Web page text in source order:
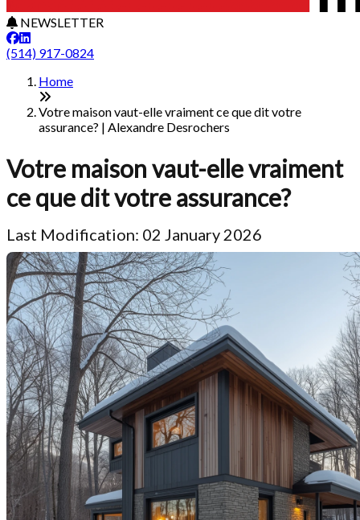
NEWSLETTER
(514) 917-0824
Home
Votre maison vaut-elle vraiment ce que dit votre
assurance? | Alexandre Desrochers
Votre maison vaut-elle vraiment
ce que dit votre assurance?
Last Modification: 02 January 2026